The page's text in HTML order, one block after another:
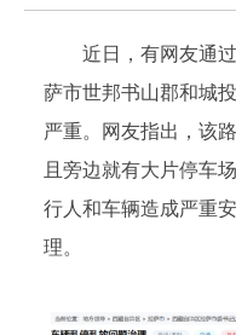
近日，有网友通
萨市世邦书山郡和城
严重。网友指出，该
且旁边就有大片停车
行人和车辆造成严重
理。